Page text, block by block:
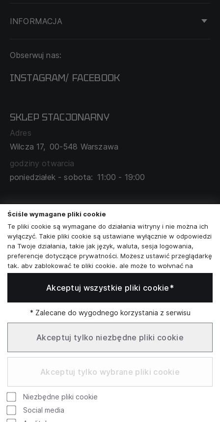
INFORMACJA
DOSTAWA I PŁATNOŚĆ
O NAS
MAPA SERWISU
ZAMÓWIENIA KORPORACYJNE
WSPÓŁPRACA Z PARTNERAMI
Obserwuj nas:
INSTAGRAM/ FACEBOOK
SKLEP STACJONARNY
Adres
Wilcza 17, 00-548 Warszawa
godziny otwarcia
poniedziałek - sobota: 11:00 - 19:00
Skontaktuj się z nami
+48573581161
info@reytel.pl
Skontaktuj się z nami:
Whatsapp
Infolinia: Pn–Pt 09:00–17:00
Ściśle wymagane pliki cookie
Te pliki cookie są wymagane do działania witryny i nie można ich
wyłączyć. Takie pliki cookie są ustawiane wyłącznie w odpowiedzi
na Twoje działania, takie jak język, waluta, sesja logowania,
preferencje dotyczące prywatności. Możesz ustawić przeglądarkę
tak, aby zablokować te pliki cookie, ale może to wpłynąć na
sposób działania naszej witryny.
Analizy i statystyki
Marketing i retargeting
Te pliki cookie są zwykle ustawiane przez naszych partnerów
marketingowych i reklamowych. Mogą być przez nich
wykorzystywane do tworzenia profilu Twoich zainteresowań, a
następnie wyświetlania odpowiednich reklam. Jeśli nie zezwolisz
Twoich interesów.
Funkcjonalne pliki cookie
Te pliki cookie umożliwiają naszej witrynie oferowanie
dodatkowych funkcji i ustawień osobistych. Mogą być ustawione
przez nas lub przez zewnętrznych dostawców usług, których
Akceptuj wszystkie pliki cookie*
* Zalecane do wygodnego korzystania z serwisu
Akceptuj tylko niezbędne pliki cookie
Akceptuj tylko wybrane pliki cookie
Niezbędne pliki cookie
Social media